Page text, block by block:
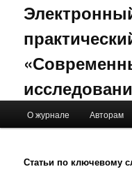
Skip to primary content
Skip to secondary
О журнале Авторам
Статьи по ключевому